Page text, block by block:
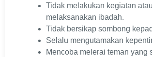
Tidak melakukan kegiatan
melaksanakan ibadah.
Tidak bersikap sombong
Selalu mengutamakan
Mencoba melerai teman yang